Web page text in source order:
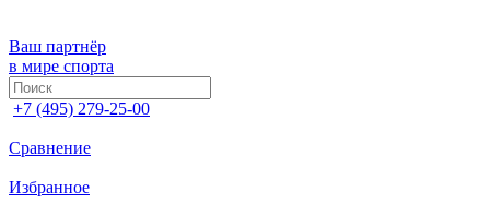
Ваш партнёр
в мире спорта
+7 (495) 279-25-00
Сравнение
Избранное